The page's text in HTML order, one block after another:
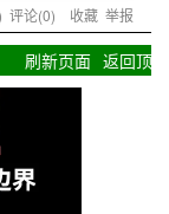
评论(0) 收藏 举报
刷新页面 返回顶部